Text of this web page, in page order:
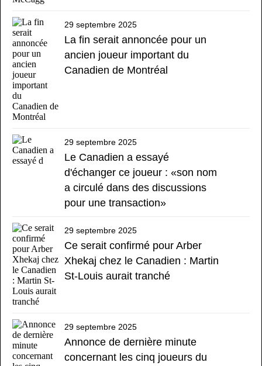
29 septembre 2025
La fin serait annoncée pour un
ancien joueur important du
Canadien de Montréal
29 septembre 2025
Le Canadien a essayé
d'échanger ce joueur : «son nom
a circulé dans des discussions
pour une transaction»
29 septembre 2025
Ce serait confirmé pour Arber
Xhekaj chez le Canadien : Martin
St-Louis aurait tranché
29 septembre 2025
Annonce de dernière minute
concernant les cinq joueurs du